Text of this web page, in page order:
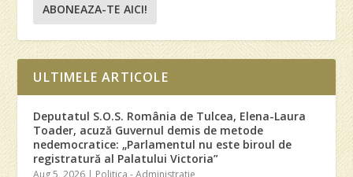
ABONEAZA-TE AICI!
ULTIMELE ARTICOLE
Deputatul S.O.S. România de Tulcea, Elena-Laura
Toader, acuză Guvernul demis de metode
nedemocratice: „Parlamentul nu este biroul de
registratură al Palatului Victoria”